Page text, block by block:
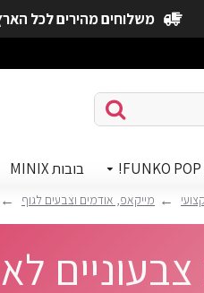
משלוחים מהירים לכל
בובות MINIX
מייקאפ, אודמים וצבעים לגוף